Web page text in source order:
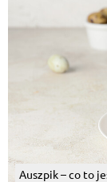
Auszpik – co to